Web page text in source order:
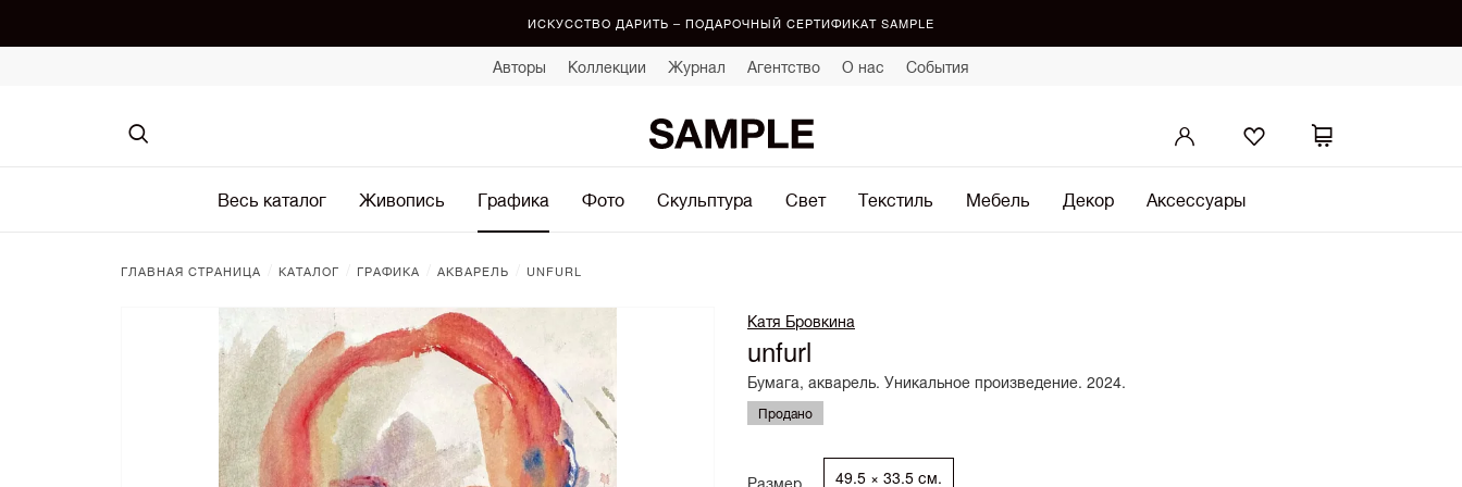
ИСКУССТВО ДАРИТЬ – ПОДАРОЧНЫЙ СЕРТИФИКАТ SAMPLE
Авторы Коллекции Журнал Агентство О нас События
Весь каталог Живопись Графика Фото Скульптура Свет Текстиль Мебель Декор Аксессуары
ГЛАВНАЯ СТРАНИЦА КАТАЛОГ ГРАФИКА АКВАРЕЛЬ UNFURL
Катя Бровкина
unfurl
Бумага, акварель. Уникальное произведение. 2024.
Продано
Размер 49.5 × 33.5 см.